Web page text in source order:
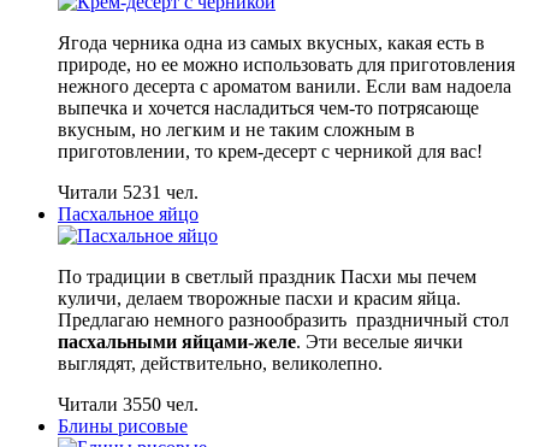
Ягода черника одна из самых вкусных, какая есть в
природе, но ее можно использовать для приготовления
нежного десерта с ароматом ванили. Если вам надоела
выпечка и хочется насладиться чем-то потрясающе
вкусным, но легким и не таким сложным в
приготовлении, то крем-десерт с черникой для вас!
Читали 5231 чел.
Пасхальное яйцо
По традиции в светлый праздник Пасхи мы печем
куличи, делаем творожные пасхи и красим яйца.
Предлагаю немного разнообразить праздничный стол
пасхальными яйцами-желе. Эти веселые яички
выглядят, действительно, великолепно.
Читали 3550 чел.
Блины рисовые